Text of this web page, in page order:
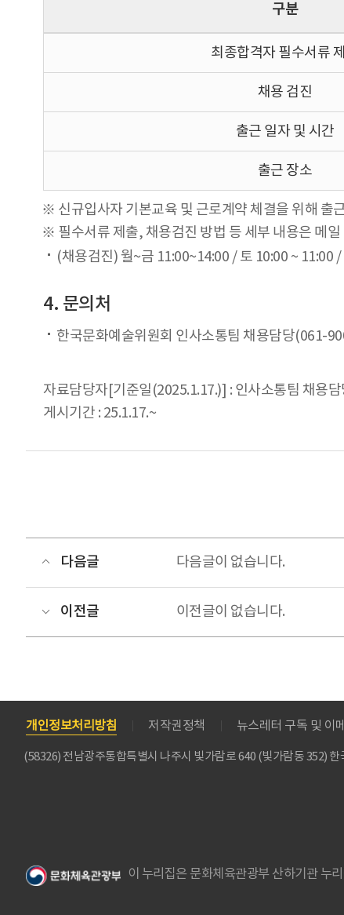
구분
최종합격자 필수서류
채용 검진
출근 일자 및 시간
출근 장소
※ 신규입사자 기본교육 및 근로계약 체결을 위해 출
※ 필수서류 제출, 채용검진 방법 등 세부 내용은 메일
(채용검진) 월~금 11:00~14:00 / 토 10:00 ~ 11:00
4. 문의처
한국문화예술위원회 인사소통팀 채용담당(061-
자료담당자[기준일(2025.1.17.)] : 인사소통팀 채용
게시기간 : 25.1.17.~
다음글 다음글이 없습니다.
이전글 이전글이 없습니다.
개인정보처리방침 저작권정책 뉴스레터 구독 및 이
(58326) 전남광주통합특별시 나주시 빛가람로 640 (빛가람동 352) 한
이 누리집은 문화체육관광부 산하기관 누